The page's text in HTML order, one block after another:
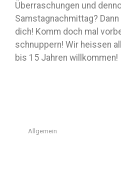
Überraschungen und
Samstagnachmittag?
dich! Komm doch mal
schnuppern! Wir heissen
bis 15 Jahren willkommen!
Allgemein